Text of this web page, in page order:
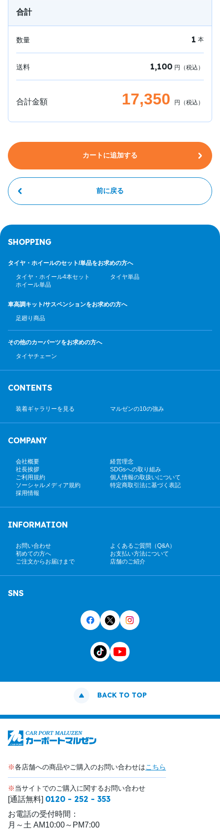
合計
数量 1 本
送料 1,100 円（税込）
合計金額 17,350 円（税込）
カートに追加する
前に戻る
SHOPPING
タイヤ・ホイールのセット/単品をお求めの方へ
タイヤ・ホイール4本セット
タイヤ単品
ホイール単品
車高調キット/サスペンションをお求めの方へ
足廻り商品
その他のカーパーツをお求めの方へ
タイヤチェーン
CONTENTS
装着ギャラリーを見る マルゼンの10の強み
COMPANY
会社概要
経営理念
社長挨拶
SDGsへの取り組み
ご利用規約
個人情報の取扱いについて
ソーシャルメディア規約
特定商取引法に基づく表記
採用情報
INFORMATION
お問い合わせ
よくあるご質問（Q&A）
初めての方へ
お支払い方法について
ご注文からお届けまで
店舗のご紹介
SNS
BACK TO TOP
※各店舗への商品やご購入のお問い合わせはこちら
※当サイトでのご購入に関するお問い合わせ
[通話無料] 0120 - 252 - 353
お電話の受付時間：
月～土 AM10:00～PM7:00